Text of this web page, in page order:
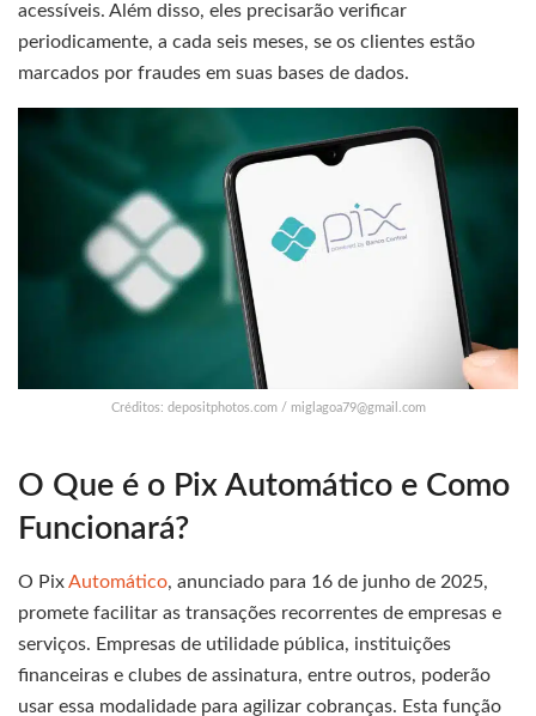
acessíveis. Além disso, eles precisarão verificar
periodicamente, a cada seis meses, se os clientes estão
marcados por fraudes em suas bases de dados.
Créditos: depositphotos.com / miglagoa79@gmail.com
O Que é o Pix Automático e Como
Funcionará?
O PixAutomático, anunciado para 16 de junho de 2025,
promete facilitar as transações recorrentes de empresas e
serviços. Empresas de utilidade pública, instituições
financeiras e clubes de assinatura, entre outros, poderão
usar essa modalidade para agilizar cobranças. Esta função